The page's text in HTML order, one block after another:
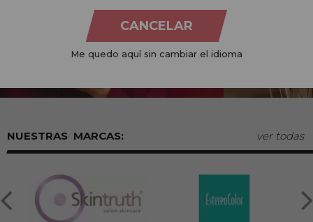
MARCAS: ver todas
CANCELAR
Me quedo aquí sin cambiar el idioma